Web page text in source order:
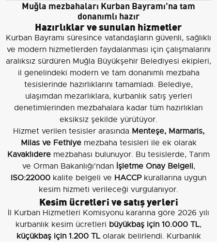
Muğla mezbahaları Kurban Bayramı'na tam
donanımlı hazır
Hazırlıklar ve sunulan hizmetler
Kurban Bayramı süresince vatandaşların güvenli, sağlıklı
ve modern hizmetlerden faydalanması için çalışmalarını
aralıksız sürdüren Muğla Büyükşehir Belediyesi ekipleri,
il genelindeki modern ve tam donanımlı mezbaha
tesislerinde hazırlıklarını tamamladı. Belediye,
ulaşımdan mezarlıklara, kurbanlık satış yerleri
denetimlerinden mezbahalara kadar tüm hazırlıkları
eksiksiz şekilde yürütüyor.
Hizmet verilen tesisler arasında Menteşe, Marmaris,
Milas ve Fethiyemezbaha tesisleri ile ek olarak
Kavaklıdere mezbahası bulunuyor. Bu tesislerde, Tarım
ve Orman Bakanlığı'ndan İşletme Onay Belgeli,
ISO:22000 kalite belgeli ve HACCPkurallarına uygun
kesim hizmeti verileceği vurgulanıyor.
Kesim ücretleri ve satış yerleri
İl Kurban Hizmetleri Komisyonu kararına göre 2026 yılı
kurbanlık kesim ücretleri büyükbaş için 10.000 TL,
küçükbaş için 1.200 TLolarak belirlendi. Kurbanlık